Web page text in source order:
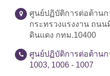
ศูนย์ปฏิบัติการต่อต้าน
กระทรวงแรงงาน ถน
ดินแดง กทม.10400
ศูนย์ปฏิบัติการต่อต้านก
1003, 1006 - 1007